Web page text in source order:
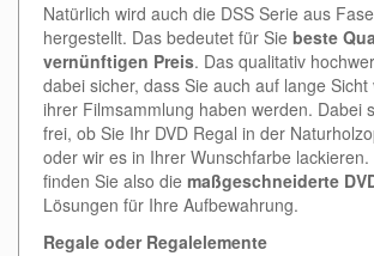
Natürlich wird auch die DSS Serie aus
hergestellt. Das bedeutet für Sie beste
vernünftigen Preis. Das qualitativ
dabei sicher, dass Sie auch auf lange
ihrer Filmsammlung haben werden. Dabei
frei, ob Sie Ihr DVD Regal in der
oder wir es in Ihrer Wunschfarbe
finden Sie also die maßgeschneiderte
Lösungen für Ihre Aufbewahrung.
Regale oder Regalelemente